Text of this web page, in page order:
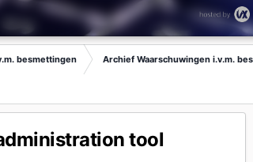
besmettingen Archief Waarschuwingen i.v.m.
tool